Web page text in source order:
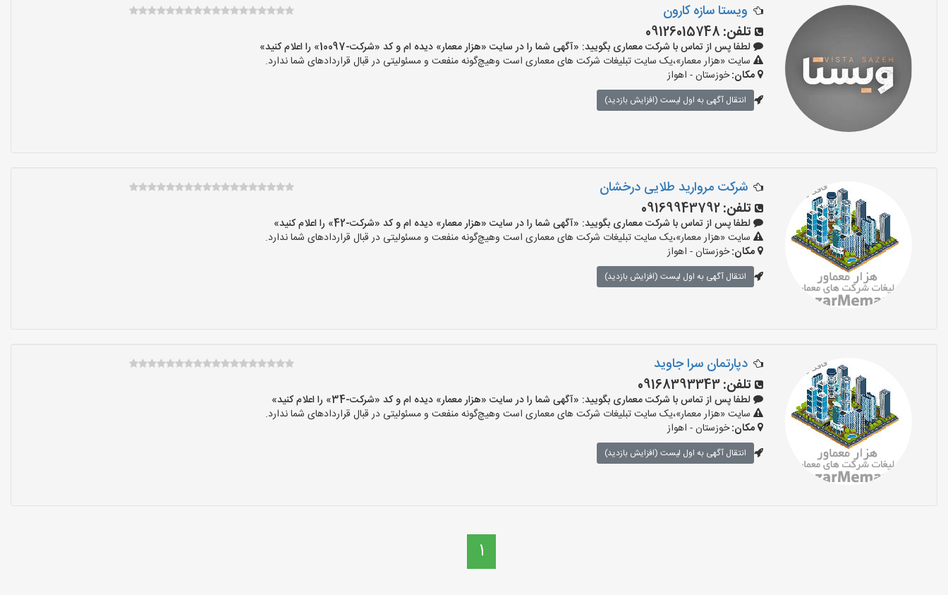
ویستا سازه کارون
تلفن: 09126015748
لطفا پس از تماس با شرکت معماری بگویید: «آگهی شما را در سایت «هزار معمار» دیده ام و کد «شرکت-10097» را اعلام کنید»
سایت «هزار معمار»،یک سایت تبلیغات شرکت های معماری است وهیچ‌گونه منفعت و مسئولیتی در قبال قراردادهای شما ندارد.
مکان:خوزستان - اهواز
انتقال آگهی به اول لیست (افزایش بازدید)
شرکت مروارید طلایی درخشان
تلفن:09169943792
لطفا پس از تماس با شرکت معماری بگویید: «آگهی شما را در سایت «هزار معمار» دیده ام و کد «شرکت-42» را اعلام کنید»
سایت «هزار معمار»،یک سایت تبلیغات شرکت های معماری است وهیچ‌گونه منفعت و مسئولیتی در قبال قراردادهای شما ندارد.
مکان:خوزستان - اهواز
انتقال آگهی به اول لیست (افزایش بازدید)
دپارتمان سرا جاوید
تلفن:09168393343
لطفا پس از تماس با شرکت معماری بگویید: «آگهی شما را در سایت «هزار معمار» دیده ام و کد «شرکت-34» را اعلام کنید»
سایت «هزار معمار»،یک سایت تبلیغات شرکت های معماری است وهیچ‌گونه منفعت و مسئولیتی در قبال قراردادهای شما ندارد.
مکان:خوزستان - اهواز
انتقال آگهی به اول لیست (افزایش بازدید)
1